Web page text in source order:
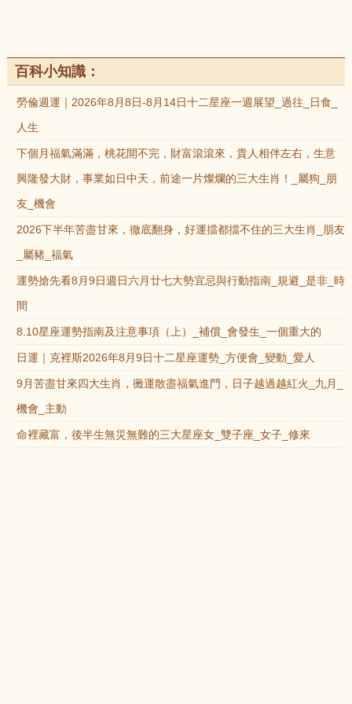
百科小知識：
勞倫週運｜2026年8月8日-8月14日十二星座一週展望_過往_日食_
人生
下個月福氣滿滿，桃花開不完，財富滾滾來，貴人相伴左右，生意
興隆發大財，事業如日中天，前途一片燦爛的三大生肖！_屬狗_朋
友_機會
2026下半年苦盡甘來，徹底翻身，好運擋都擋不住的三大生肖_朋友
_屬豬_福氣
運勢搶先看8月9日週日六月廿七大勢宜忌與行動指南_規避_是非_時
間
8.10星座運勢指南及注意事項（上）_補償_會發生_一個重大的
日運｜克裡斯2026年8月9日十二星座運勢_方便會_變動_愛人
9月苦盡甘來四大生肖，黴運散盡福氣進門，日子越過越紅火_九月_
機會_主動
命裡藏富，後半生無災無難的三大星座女_雙子座_女子_修來